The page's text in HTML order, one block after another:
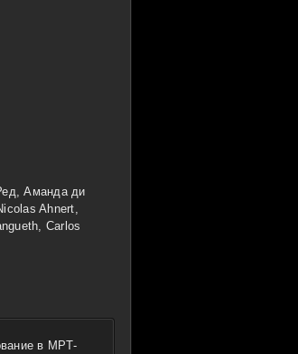
Аманда ди
Ahnert,
Carlos
в МРТ-